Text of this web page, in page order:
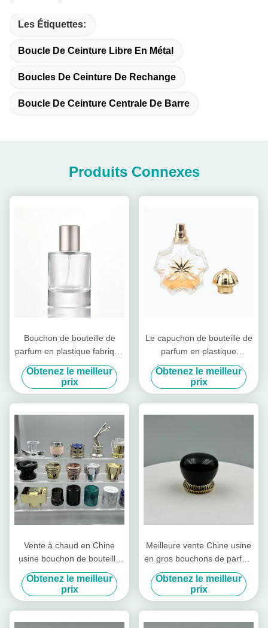
Les Étiquettes:
Boucle De Ceinture Libre En Métal
Boucles De Ceinture De Rechange
Boucle De Ceinture Centrale De Barre
Produits Connexes
Bouchon de bouteille de
parfum en plastique fabriqué
à partir de matériaux
permettant de fermer et
d'améliorer l'aspect général
de l'emballage de parfum
Obtenez le meilleur
prix
Le capuchon de bouteille de
parfum en plastique
écologique est fabriqué à
partir de matériaux
recyclables, idéal pour des
solutions d'emballage
cosmétique durable
Obtenez le meilleur
prix
Vente à chaud en Chine
usine bouchon de bouteille
de parfum en aluminium-
plastique Fea15 modèle fer-
métal type couvercles
Obtenez le meilleur
prix
Meilleure vente Chine usine
en gros bouchons de parfum
en plastique bouchon de
parfum brillant de luxe
15mm couvercle de bouteille
en plastique aluminium
Obtenez le meilleur
prix